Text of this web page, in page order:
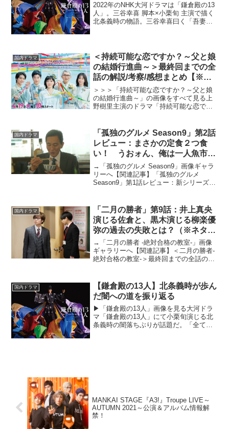
2022年のNHK大河ドラマは「鎌倉殿の13
人」。三谷幸喜 脚本×小栗旬 主演で描く
北条義時の物語。三谷幸喜曰く「吾妻
げているという...
国内ドラマ
＜持続可能な恋ですか？～父と娘
の結婚行進曲～＞最終回までの全
話の解説/考察/感想まとめ【※ネ
タバレあり】
＞＞＞「持続可能な恋ですか？～父と娘
の結婚行進曲～」の画像をすべて見る上
野樹里主演のドラマ「持続可能な恋です
じるヨガインストラクターと松重豊演じ
る妻に先立たれた...
国内ドラマ
「孤独のグルメ Season9」第2話
レビュー：まさかの定食２つ食
い！ うおォん、俺は一人魚市場
だ！（※ストーリーネタバレあ
り）
→「孤独のグルメ Season9」画像ギャラ
リーへ【関連記事】「孤独のグルメ
Season9」第1話レビュー：新シリーズ開
京金曜深夜枠に「孤独のグルメ」が帰っ
てく...
国内ドラマ
「二月の勝者」第9話：井上真央
演じる佐倉と、黒木演じる柳楽優
弥の過去の失敗とは？（※ネタバ
レありレビュー）
→「二月の勝者 -絶対合格の教室-」画像
ギャラリーへ【関連記事】＜二月の勝者-
絶対合格の教室-＞最終回までの全話の解
＜妙なリアルさ＞が刺さる【関連記事】
「二月の勝...
国内ドラマ
【鎌倉殿の13人】北条義時が歩ん
だ闇への道を振り返る
▶︎「鎌倉殿の13人」画像を見る大河ドラ
マ「鎌倉殿の13人」にて小栗旬演じる北
条義時の闇落ちぶりが話題だ。「全て頼
MANKAI STAGE『A3!』Troupe LIVE～
AUTUMN 2021～公演＆アルバム情報解
禁！